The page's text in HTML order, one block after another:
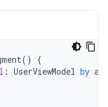
()
{
: UserViewModel by